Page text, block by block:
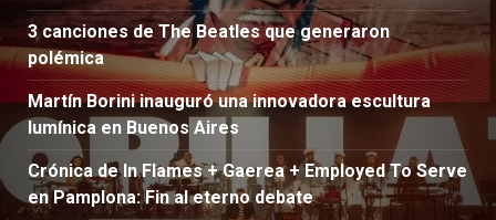
3 canciones de The Beatles que generaron
polémica
Martín Borini inauguró una innovadora escultura
lumínica en Buenos Aires
Crónica de In Flames + Gaerea + Employed To Serve
en Pamplona: Fin al eterno debate